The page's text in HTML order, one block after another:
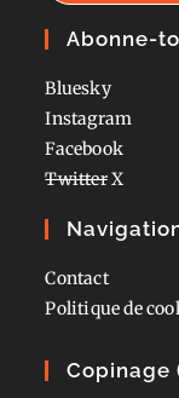
Abonne-
Bluesky
Instagram
Facebook
TwitterX
Contact
Politique de
Copinage